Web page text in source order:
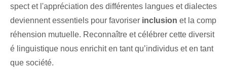
spect et l'appréciation des différentes langues et dialectes
deviennent essentiels pour favoriser inclusion et la comp
réhension mutuelle. Reconnaître‍ et célébrer⁢ cette diversit
é linguistique nous enrichit en tant qu’individus et en tant
que société.